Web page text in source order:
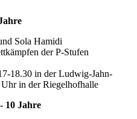
Sola Hamidi
der P-Stufen
18.30 in der Ludwig-Jahn-
in der Riegelhofhalle
10 Jahre